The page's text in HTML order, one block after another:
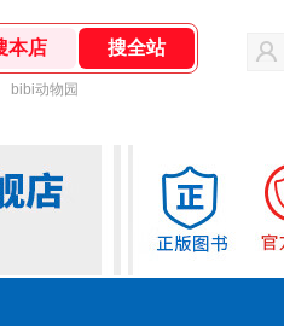
bibi动物园